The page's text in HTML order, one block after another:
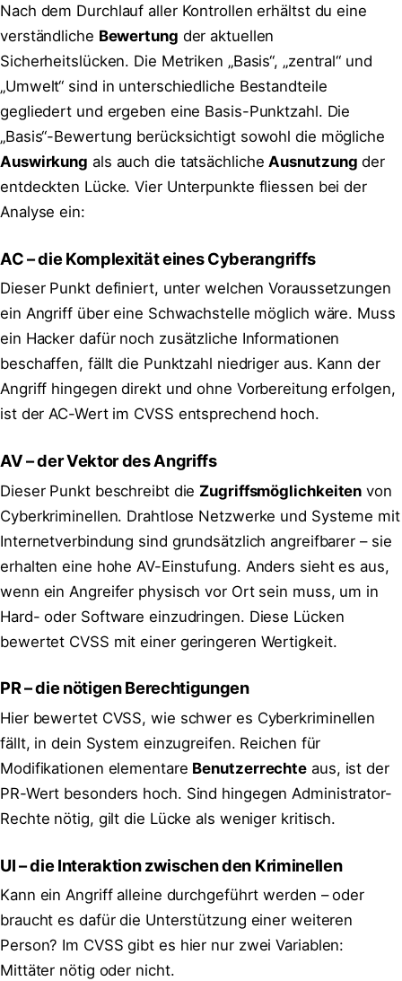
Nach dem Durchlauf aller Kontrollen erhältst du eine
verständliche Bewertung der aktuellen
Sicherheitslücken. Die Metriken „Basis“, „zentral“ und
„Umwelt“ sind in unterschiedliche Bestandteile
gegliedert und ergeben eine Basis-Punktzahl. Die
„Basis“-Bewertung berücksichtigt sowohl die mögliche
Auswirkung als auch die tatsächlicheAusnutzung der
entdeckten Lücke. Vier Unterpunkte fliessen bei der
Analyse ein:
AC – die Komplexität eines Cyberangriffs
Dieser Punkt definiert, unter welchen Voraussetzungen
ein Angriff über eine Schwachstelle möglich wäre. Muss
ein Hacker dafür noch zusätzliche Informationen
beschaffen, fällt die Punktzahl niedriger aus. Kann der
Angriff hingegen direkt und ohne Vorbereitung erfolgen,
ist der AC-Wert im CVSS entsprechend hoch.
AV – der Vektor des Angriffs
Dieser Punkt beschreibt die Zugriffsmöglichkeiten von
Cyberkriminellen. Drahtlose Netzwerke und Systeme mit
Internetverbindung sind grundsätzlich angreifbarer – sie
erhalten eine hohe AV-Einstufung. Anders sieht es aus,
wenn ein Angreifer physisch vor Ort sein muss, um in
Hard- oder Software einzudringen. Diese Lücken
bewertet CVSS mit einer geringeren Wertigkeit.
PR – die nötigen Berechtigungen
Hier bewertet CVSS, wie schwer es Cyberkriminellen
fällt, in dein System einzugreifen. Reichen für
Modifikationen elementare Benutzerrechte aus, ist der
PR-Wert besonders hoch. Sind hingegen Administrator-
Rechte nötig, gilt die Lücke als weniger kritisch.
UI – die Interaktion zwischen den Kriminellen
Kann ein Angriff alleine durchgeführt werden – oder
braucht es dafür die Unterstützung einer weiteren
Person? Im CVSS gibt es hier nur zwei Variablen:
Mittäter nötig oder nicht.